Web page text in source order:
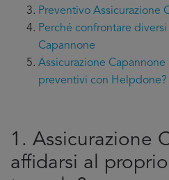
Preventivo Assicurazione
Perché confrontare
Capannone
Assicurazione
preventivi con Helpdone?
1. Assicurazione
affidarsi al